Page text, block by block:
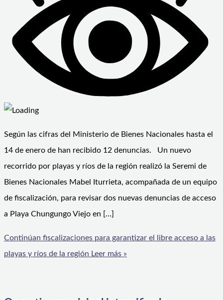
Según las cifras del Ministerio de Bienes Nacionales hasta el
14 de enero de han recibido 12 denuncias. Un nuevo
recorrido por playas y ríos de la región realizó la Seremi de
Bienes Nacionales Mabel Iturrieta, acompañada de un equipo
de fiscalización, para revisar dos nuevas denuncias de acceso
a Playa Chungungo Viejo en […]
Continúan fiscalizaciones para garantizar el libre acceso a las
playas y ríos de la región Leer más »